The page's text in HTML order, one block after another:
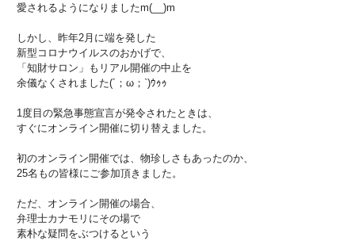
愛されるようになりましたm(__)m
しかし、昨年2月に端を発した
新型コロナウイルスのおかげで、
「知財サロン」もリアル開催の中止を
余儀なくされました(´；ω；`)ｳｩｩ
1度目の緊急事態宣言が発令されたときは、
すぐにオンライン開催に切り替えました。
初のオンライン開催では、物珍しさもあったのか、
25名もの皆様にご参加頂きました。
ただ、オンライン開催の場合、
弁理士カナモリにその場で
素朴な疑問をぶつけるという